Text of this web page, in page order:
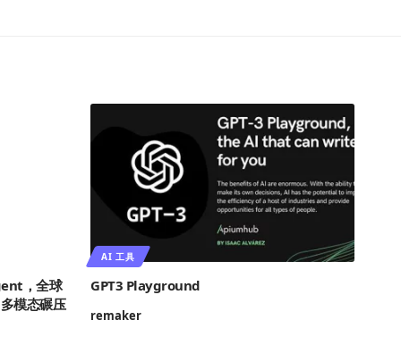
，全球
模态碾压
AI 工具
GPT3 Playground
remaker